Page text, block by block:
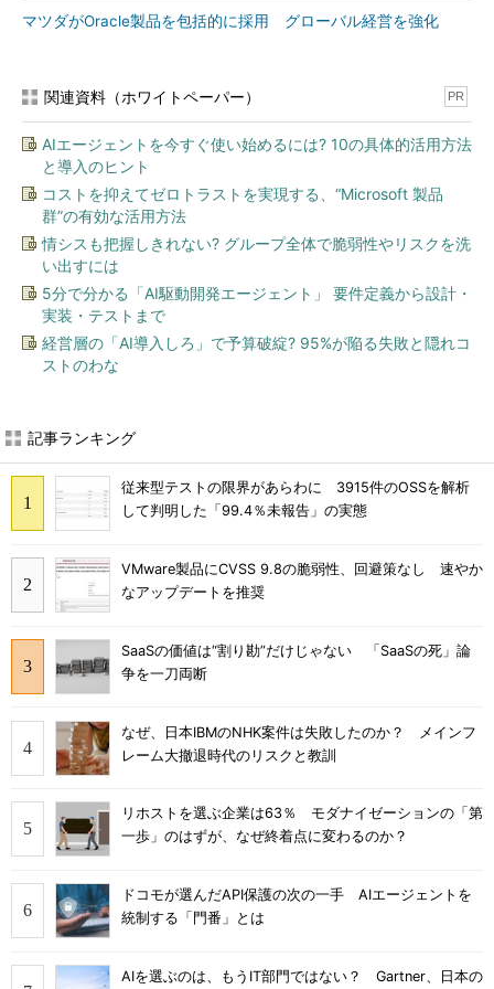
マツダがOracle製品を包括的に採用 グローバル経営を強化
関連資料（ホワイトペーパー） PR
AIエージェントを今すぐ使い始めるには? 10の具体的活用方法
と導入のヒント
コストを抑えてゼロトラストを実現する、“Microsoft 製品
群”の有効な活用方法
情シスも把握しきれない? グループ全体で脆弱性やリスクを洗
い出すには
5分で分かる「AI駆動開発エージェント」 要件定義から設計・
実装・テストまで
経営層の「AI導入しろ」で予算破綻? 95%が陥る失敗と隠れコ
ストのわな
記事ランキング
従来型テストの限界があらわに 3915件のOSSを解析
して判明した「99.4％未報告」の実態
VMware製品にCVSS 9.8の脆弱性、回避策なし 速やか
なアップデートを推奨
SaaSの価値は“割り勘”だけじゃない 「SaaSの死」論
争を一刀両断
なぜ、日本IBMのNHK案件は失敗したのか？ メインフ
レーム大撤退時代のリスクと教訓
リホストを選ぶ企業は63％ モダナイゼーションの「第
一歩」のはずが、なぜ終着点に変わるのか？
ドコモが選んだAPI保護の次の一手 AIエージェントを
統制する「門番」とは
AIを選ぶのは、もうIT部門ではない？ Gartner、日本の